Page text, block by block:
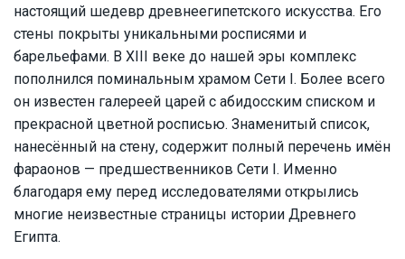
настоящий шедевр древнеегипетского искусства. Его
стены покрыты уникальными росписями и
барельефами. В XIII веке до нашей эры комплекс
пополнился поминальным храмом Сети I. Более всего
он известен галереей царей с абидосским списком и
прекрасной цветной росписью. Знаменитый список,
нанесённый на стену, содержит полный перечень имён
фараонов — предшественников Сети I. Именно
благодаря ему перед исследователями открылись
многие неизвестные страницы истории Древнего
Египта.